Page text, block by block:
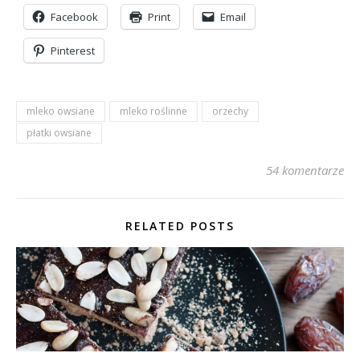
Facebook Print Email
Pinterest
mleko owsiane mleko roślinne
orzechy
płatki owsiane
54 komentarze
RELATED POSTS